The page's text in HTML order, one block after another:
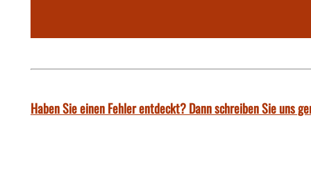
Haben Sie einen Fehler entdeckt? Dann schreiben Sie uns